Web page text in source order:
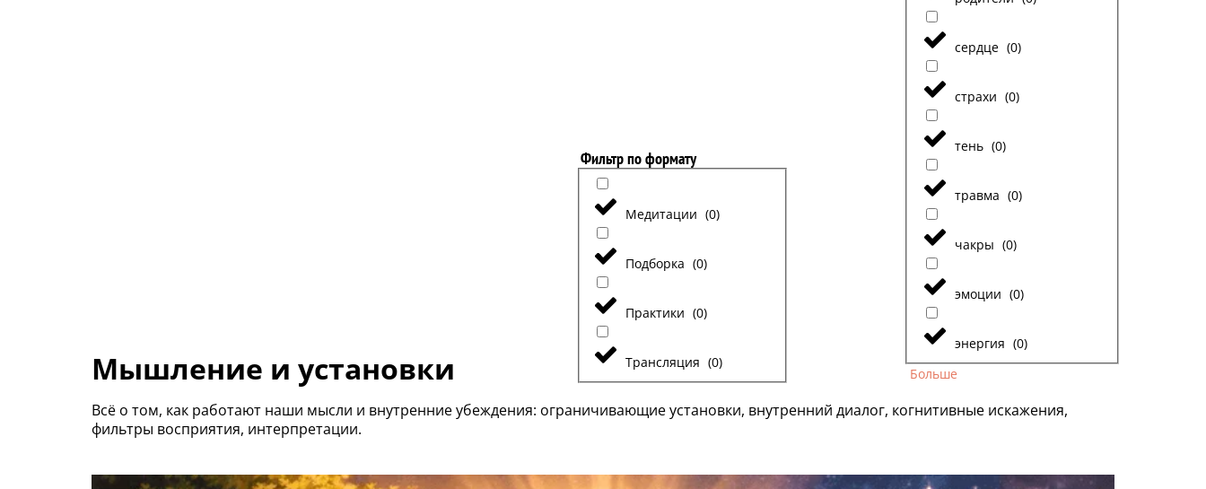
Мышление и установки
Фильтр по формату
Медитации (0)
Подборка (0)
Практики (0)
Трансляция (0)
сердце (0)
страхи (0)
тень (0)
травма (0)
чакры (0)
эмоции (0)
энергия (0)
Больше
Всё о том, как работают наши мысли и внутренние убеждения: ограничивающие установки, внутренний диалог, когнитивные искажения,
фильтры восприятия, интерпретации.